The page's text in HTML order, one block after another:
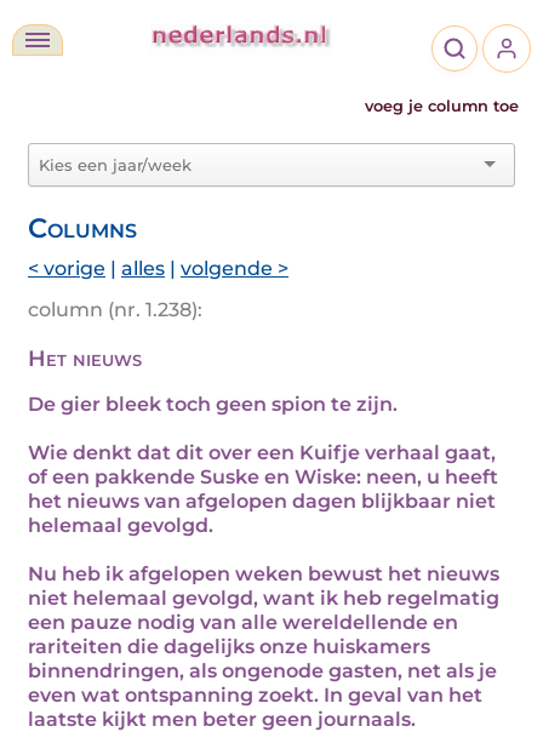
voeg je column toe
Columns
< vorige | alles | volgende >
column (nr. 1.238):
Het nieuws
De gier bleek toch geen spion te zijn.
Wie denkt dat dit over een Kuifje verhaal gaat,
of een pakkende Suske en Wiske: neen, u heeft
het nieuws van afgelopen dagen blijkbaar niet
helemaal gevolgd.
Nu heb ik afgelopen weken bewust het nieuws
niet helemaal gevolgd, want ik heb regelmatig
een pauze nodig van alle wereldellende en
rariteiten die dagelijks onze huiskamers
binnendringen, als ongenode gasten, net als je
even wat ontspanning zoekt. In geval van het
laatste kijkt men beter geen journaals.